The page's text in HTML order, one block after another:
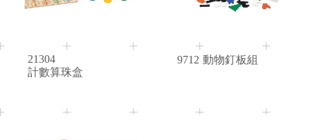
21304
計數算珠盒
9712 動物釘板組